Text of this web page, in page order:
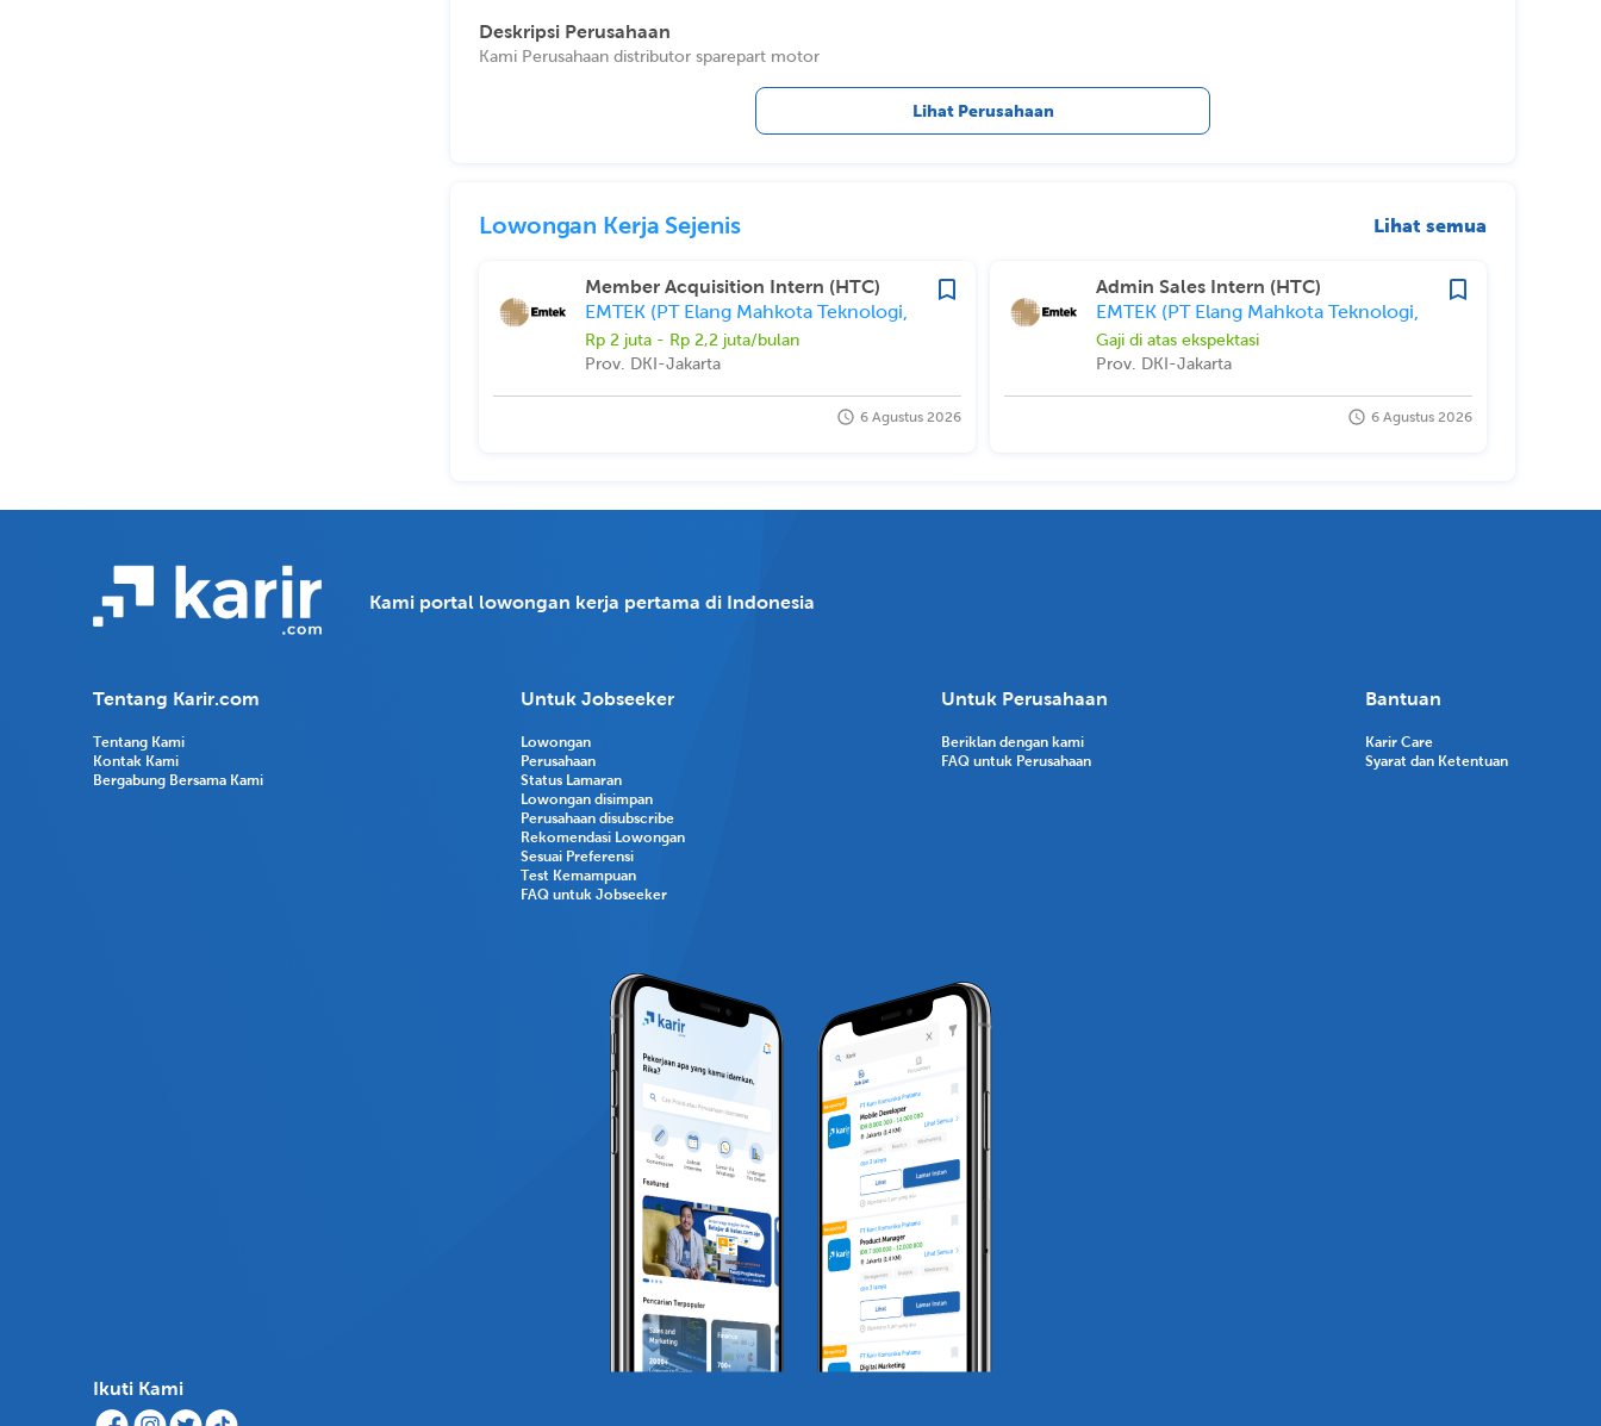
Deskripsi Perusahaan
Kami Perusahaan distributor sparepart motor
Lihat Perusahaan
Lowongan Kerja Sejenis Lihat semua
Member Acquisition Intern (HTC)
EMTEK (PT Elang Mahkota Teknologi,
Tbk)
Rp 2 juta - Rp 2,2 juta/bulan
Prov. DKI-Jakarta
6 Agustus 2026
Admin Sales Intern (HTC)
EMTEK (PT Elang Mahkota Teknologi,
Tbk)
Gaji di atas ekspektasi
Prov. DKI-Jakarta
6 Agustus 2026
Kami portal lowongan kerja pertama di Indonesia
Tentang Karir.com
Tentang Kami
Kontak Kami
Bergabung Bersama Kami
Untuk Jobseeker
Lowongan
Perusahaan
Status Lamaran
Lowongan disimpan
Perusahaan disubscribe
Rekomendasi Lowongan
Sesuai Preferensi
Test Kemampuan
FAQ untuk Jobseeker
Untuk Perusahaan
Beriklan dengan kami
FAQ untuk Perusahaan
Bantuan
Karir Care
Syarat dan Ketentuan
Ikuti Kami